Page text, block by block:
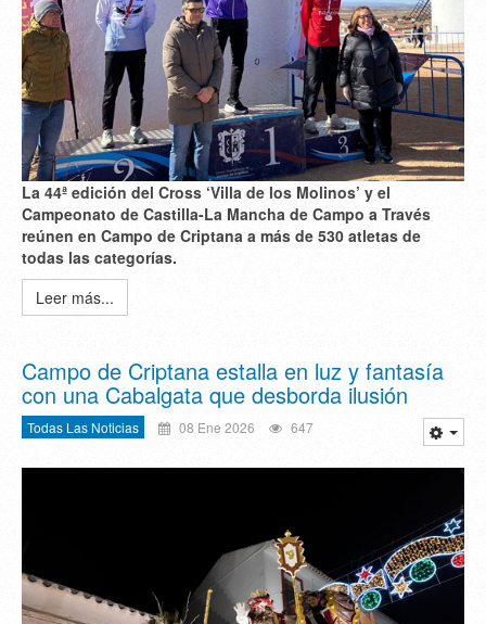
La 44ª edición del Cross ‘Villa de los Molinos’ y el
Campeonato de Castilla-La Mancha de Campo a Través
reúnen en Campo de Criptana a más de 530 atletas de
todas las categorías.
Leer más...
Campo de Criptana estalla en luz y fantasía
con una Cabalgata que desborda ilusión
Todas Las Noticias 08 Ene 2026 647